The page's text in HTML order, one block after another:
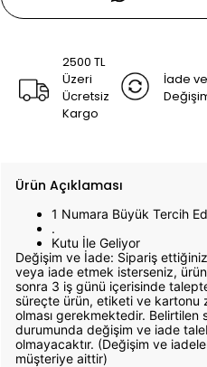
2500 TL
Üzeri
Ücretsiz
Kargo
İade ve
Ürün Açıklaması
1 Numara Büyük Tercih
.
Kutu İle Geliyor
Değişim ve İade: Sipariş
veya iade etmek isterseniz,
sonra 3 iş günü içerisinde
süreçte ürün, etiketi ve kartonu
olması gerekmektedir. Belirtilen
durumunda değişim ve iade
olmayacaktır. (Değişim ve
müşteriye aittir)